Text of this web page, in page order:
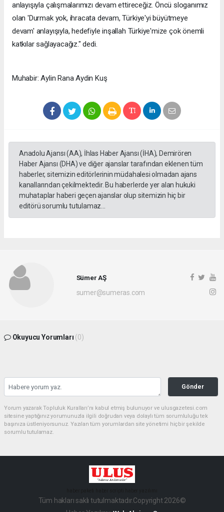
anlayışıyla çalışmalarımızı devam ettireceğiz. Öncü sloganımız
olan 'Durmak yok, ihracata devam, Türkiye'yi büyütmeye
devam' anlayışıyla, hedefiyle inşallah Türkiye'mize çok önemli
katkılar sağlayacağız." dedi.
Muhabir: Aylin Rana Aydin Kuş
Anadolu Ajansı (AA), İhlas Haber Ajansı (İHA), Demirören
Haber Ajansı (DHA) ve diğer ajanslar tarafından eklenen tüm
haberler, sitemizin editörlerinin müdahalesi olmadan ajans
kanallarından çekilmektedir. Bu haberlerde yer alan hukuki
muhataplar haberi geçen ajanslar olup sitemizin hiç bir
editörü sorumlu tutulamaz...
Sümer AŞ
sumer@sumeras.com
Okuyucu Yorumları (0)
Gönder
Yorum yazarak Topluluk Kuralları’nı kabul etmiş bulunuyor ve ulusgazetesi.com
sitesine yaptığınız yorumunuzla ilgili doğrudan veya dolaylı tüm sorumluluğu tek
başınıza üstleniyorsunuz. Yazılan tüm yorumlardan site yönetimi hiçbir şekilde
sorumlu tutulamaz.
Tüm hakları saklı tutulmaktadır.Copyright 2026©